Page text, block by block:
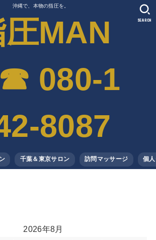
沖縄で、本物の指圧を。
MAN
080-1
8087
千葉＆東京サロン 訪問マッサージ 個
SEARCH
2026年8月